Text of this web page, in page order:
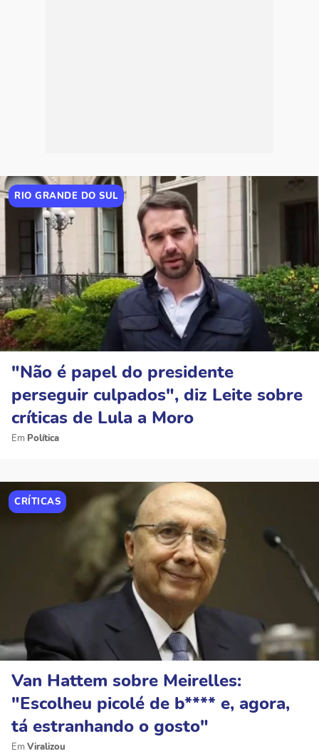
RIO GRANDE DO SUL
"Não é papel do presidente
perseguir culpados", diz Leite sobre
críticas de Lula a Moro
Política
CRÍTICAS
Van Hattem sobre Meirelles:
"Escolheu picolé de b**** e, agora,
tá estranhando o gosto"
Viralizou